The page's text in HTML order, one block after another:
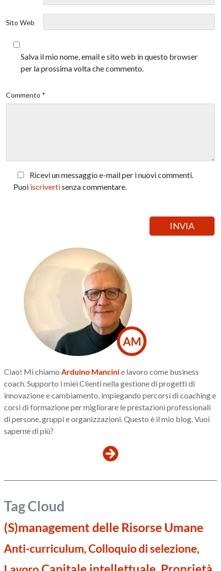
Sito Web
Salva il mio nome, email e sito web in questo browser
per la prossima volta che commento.
Commento *
Ricevi un messaggio e-mail per i nuovi commenti.
Puoi iscrivertisenza commentare.
AM
Ciao! Mi chiamoArduino Mancinie lavoro come business
coach. Supporto i miei Clienti nella gestione di progetti di
innovazione e cambiamento, impiegando percorsi di coaching e
corsi di formazione per migliorare le prestazioni professionali
di persone, gruppi e organizzazioni. Questo è il mio blog. Vuoi
saperne di più?
Tag Cloud
(S)management delle Risorse Umane
Anti-curriculum, Colloquio di selezione,